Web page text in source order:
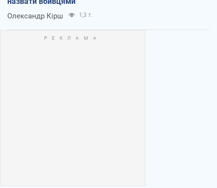
Олександр Кірш 1,3 т.